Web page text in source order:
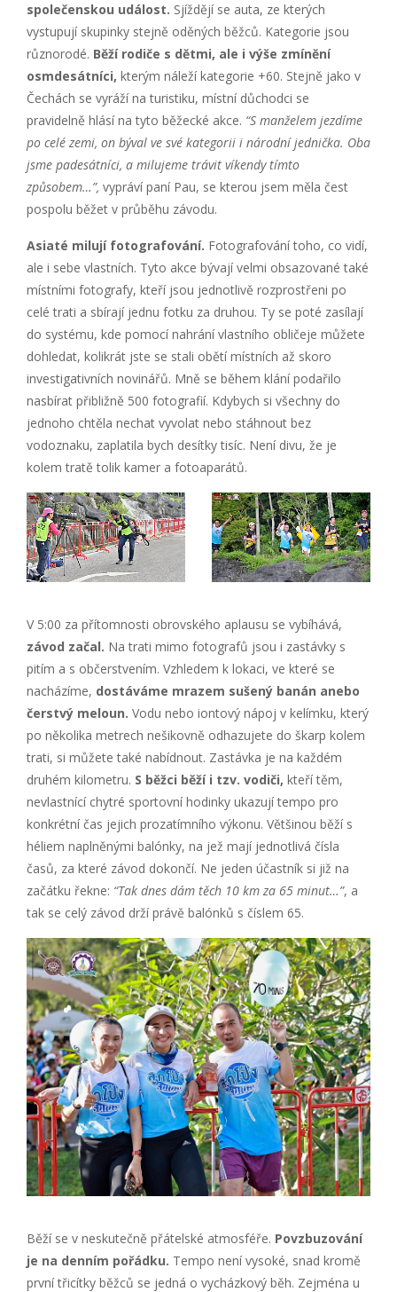
společenskou událost. Sjíždějí se auta, ze kterých
vystupují skupinky stejně oděných běžců. Kategorie jsou
různorodé. Běží rodiče s dětmi, ale i výše zmínění
osmdesátníci, kterým náleží kategorie +60. Stejně jako v
Čechách se vyráží na turistiku, místní důchodci se
pravidelně hlásí na tyto běžecké akce. “S manželem jezdíme
po celé zemi, on býval ve své kategorii i národní jednička. Oba
jsme padesátníci, a milujeme trávit víkendy tímto
způsobem…”, vypráví paní Pau, se kterou jsem měla čest
pospolu běžet v průběhu závodu.
Asiaté milují fotografování. Fotografování toho, co vidí,
ale i sebe vlastních. Tyto akce bývají velmi obsazované také
místními fotografy, kteří jsou jednotlivě rozprostřeni po
celé trati a sbírají jednu fotku za druhou. Ty se poté zasílají
do systému, kde pomocí nahrání vlastního obličeje můžete
dohledat, kolikrát jste se stali obětí místních až skoro
investigativních novinářů. Mně se během klání podařilo
nasbírat přibližně 500 fotografií. Kdybych si všechny do
jednoho chtěla nechat vyvolat nebo stáhnout bez
vodoznaku, zaplatila bych desítky tisíc. Není divu, že je
kolem tratě tolik kamer a fotoaparátů.
V 5:00 za přítomnosti obrovského aplausu se vybíhává,
závod začal. Na trati mimo fotografů jsou i zastávky s
pitím a s občerstvením. Vzhledem k lokaci, ve které se
nacházíme, dostáváme mrazem sušený banán anebo
čerstvý meloun. Vodu nebo iontový nápoj v kelímku, který
po několika metrech nešikovně odhazujete do škarp kolem
trati, si můžete také nabídnout. Zastávka je na každém
druhém kilometru. S běžci běží i tzv. vodiči, kteří těm,
nevlastnící chytré sportovní hodinky ukazují tempo pro
konkrétní čas jejich prozatímního výkonu. Většinou běží s
héliem naplněnými balónky, na jež mají jednotlivá čísla
časů, za které závod dokončí. Ne jeden účastník si již na
začátku řekne: “Tak dnes dám těch 10 km za 65 minut…”, a
tak se celý závod drží právě balónků s číslem 65.
Běží se v neskutečně přátelské atmosféře. Povzbuzování
je na denním pořádku. Tempo není vysoké, snad kromě
první třicítky běžců se jedná o vycházkový běh. Zejména u